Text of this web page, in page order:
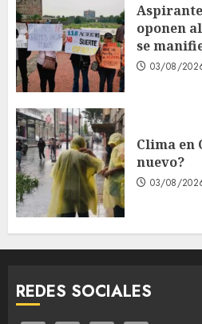
oponen
se
03/08/
Clima en
nuevo?
03/08/
REDES SOCIALES